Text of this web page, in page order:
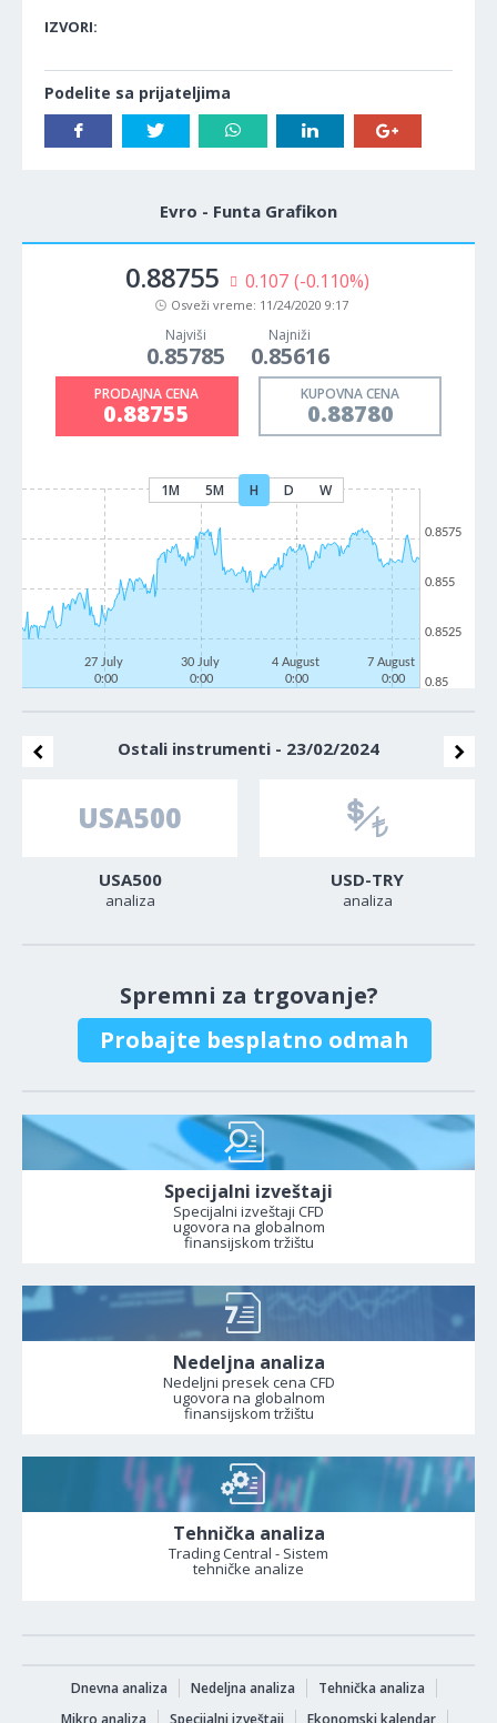
IZVORI:
Podelite sa prijateljima
Evro - Funta Grafikon
0.88755 0.107 (-0.110%)
Osveži vreme: 11/24/2020 9:17
Najviši
0.85785
Najniži
0.85616
PRODAJNA CENA
0.88755
KUPOVNA CENA
0.88780
1M 5M H D W
27 July
0:00
30 July
0:00
4 August
0:00
7 August
0:00
0.85
0.8525
0.855
0.8575
Ostali instrumenti - 23/02/2024
USA500
analiza
USD-TRY
analiza
Spremni za trgovanje?
Probajte besplatno odmah
Specijalni izveštaji
Specijalni izveštaji CFD
ugovora na globalnom
finansijskom tržištu
Nedeljna analiza
Nedeljni presek cena CFD
ugovora na globalnom
finansijskom tržištu
Tehnička analiza
Trading Central - Sistem
tehničke analize
Dnevna analiza Nedeljna analiza
Tehnička analiza
Mikro analiza
Specijalni izveštaji Ekonomski kalendar